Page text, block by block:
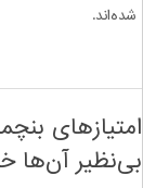
شده‌اند.
امتیازهای
بی‌نظیر آن‌ها